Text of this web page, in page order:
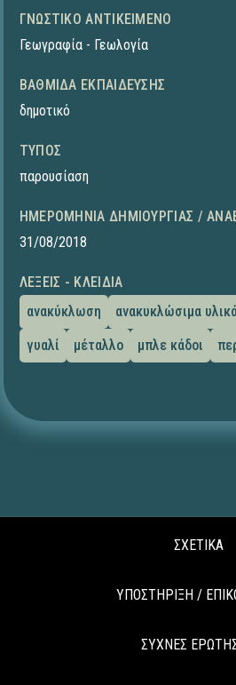
ΓΝΩΣΤΙΚΌ ΑΝΤΙΚΕΊΜΕΝΟ
Γεωγραφία - Γεωλογία
ΒΑΘΜΊΔΑ ΕΚΠΑΊΔΕΥΣΗΣ
δημοτικό
ΤΎΠΟΣ
παρουσίαση
ΗΜΕΡΟΜΗΝΊΑ ΔΗΜΙΟΥΡΓΊΑΣ /
31/08/2018
ΛΈΞΕΙΣ - ΚΛΕΙΔΙΆ
ανακύκλωση
ανακυκλώσιμα
γυαλί
μέταλλο μπλε κάδοι
ΣΧΕΤΙΚΑ
ΥΠΟΣΤΗΡΙΞΗ /
ΣΥΧΝΕΣ